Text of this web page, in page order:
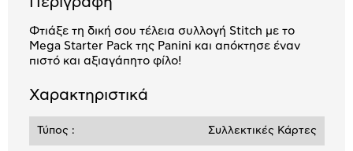
Φτιάξε τη δική σου τέλεια συλλογή Stitch με το
Mega Starter Pack της Panini και απόκτησε έναν
πιστό και αξιαγάπητο φίλο!
Χαρακτηριστικά
Τύπος : Συλλεκτικές Κάρτες